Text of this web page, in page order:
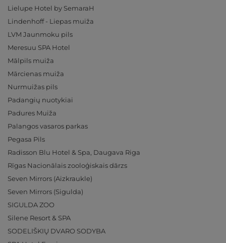
Lielupe Hotel by SemaraH
Lindenhoff - Liepas muiža
LVM Jaunmoku pils
Meresuu SPA Hotel
Mālpils muiža
Mārcienas muiža
Nurmuižas pils
Padangių nuotykiai
Padures Muiža
Palangos vasaros parkas
Pegasa Pils
Radisson Blu Hotel & Spa, Daugava Riga
Rīgas Nacionālais zooloģiskais dārzs
Seven Mirrors (Aizkraukle)
Seven Mirrors (Sigulda)
SIGULDA ZOO
Silene Resort & SPA
SODELIŠKIŲ DVARO SODYBA